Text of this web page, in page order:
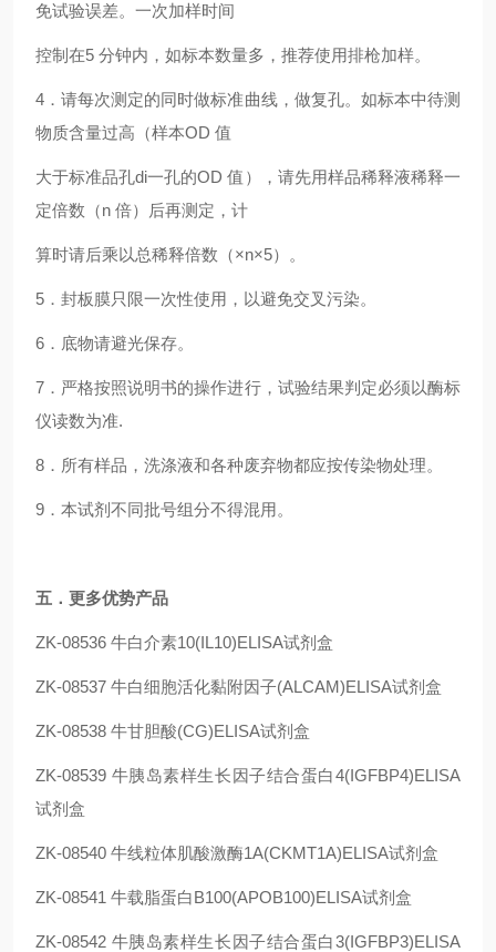
免试验误差。一次加样时间
控制在5 分钟内，如标本数量多，推荐使用排枪加样。
4．请每次测定的同时做标准曲线，做复孔。如标本中待测
物质含量过高（样本OD 值
大于标准品孔di一孔的OD 值），请先用样品稀释液稀释一
定倍数（n 倍）后再测定，计
算时请后乘以总稀释倍数（×n×5）。
5．封板膜只限一次性使用，以避免交叉污染。
6．底物请避光保存。
7．严格按照说明书的操作进行，试验结果判定必须以酶标
仪读数为准.
8．所有样品，洗涤液和各种废弃物都应按传染物处理。
9．本试剂不同批号组分不得混用。
五 ．更多优势产品
ZK-08536 牛白介素10(IL10)ELISA试剂盒
ZK-08537 牛白细胞活化黏附因子(ALCAM)ELISA试剂盒
ZK-08538 牛甘胆酸(CG)ELISA试剂盒
ZK-08539 牛胰岛素样生长因子结合蛋白4(IGFBP4)ELISA
试剂盒
ZK-08540 牛线粒体肌酸激酶1A(CKMT1A)ELISA试剂盒
ZK-08541 牛载脂蛋白B100(APOB100)ELISA试剂盒
ZK-08542 牛胰岛素样生长因子结合蛋白3(IGFBP3)ELISA